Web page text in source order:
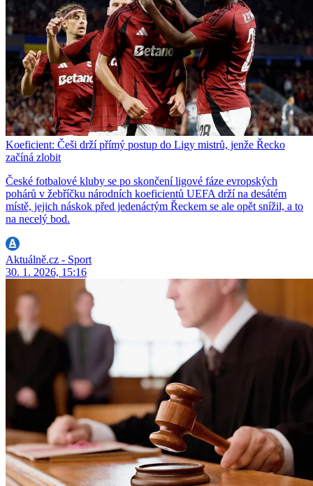
Koeficient: Češi drží přímý postup do Ligy mistrů, jenže Řecko
začíná zlobit
České fotbalové kluby se po skončení ligové fáze evropských
pohárů v žebříčku národních koeficientů UEFA drží na desátém
místě, jejich náskok před jedenáctým Řeckem se ale opět snížil, a to
na necelý bod.
Aktuálně.cz - Sport
30. 1. 2026, 15:16